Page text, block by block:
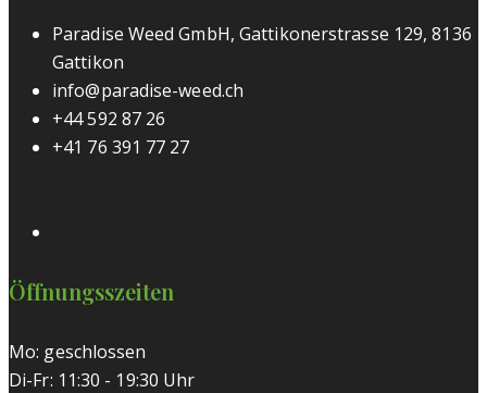
Paradise Weed GmbH, Gattikonerstrasse 129, 8136
Gattikon
info@paradise-weed.ch
+44 592 87 26
+41 76 391 77 27
Öffnungsszeiten
Mo: geschlossen
Di-Fr: 11:30 - 19:30 Uhr